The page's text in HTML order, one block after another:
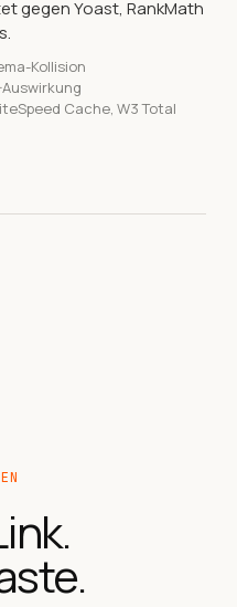
gegen Yoast, RankMath
Kollision
Cache, W3 Total